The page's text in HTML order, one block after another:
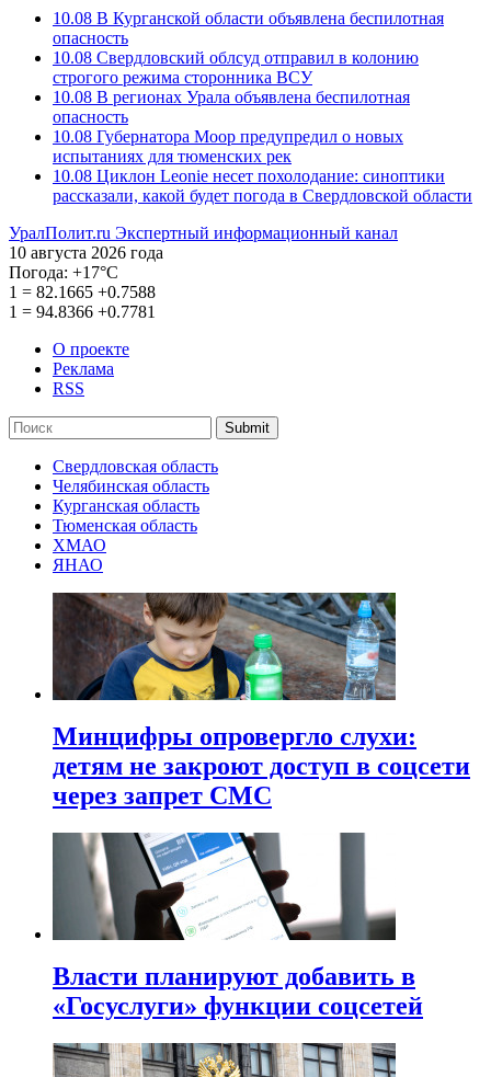
10.08 В Курганской области объявлена беспилотная
опасность
10.08 Свердловский облсуд отправил в колонию
строгого режима сторонника ВСУ
10.08 В регионах Урала объявлена беспилотная
опасность
10.08 Губернатора Моор предупредил о новых
испытаниях для тюменских рек
10.08 Циклон Leonie несет похолодание: синоптики
рассказали, какой будет погода в Свердловской области
УралПолит.ru Экспертный информационный канал
10 августа 2026 года
Погода: +17°С
1 = 82.1665 +0.7588
1 = 94.8366 +0.7781
О проекте
Реклама
RSS
Submit
Свердловская область
Челябинская область
Курганская область
Тюменская область
ХМАО
ЯНАО
Минцифры опровергло слухи:
детям не закроют доступ в соцсети
через запрет СМС
Власти планируют добавить в
«Госуслуги» функции соцсетей